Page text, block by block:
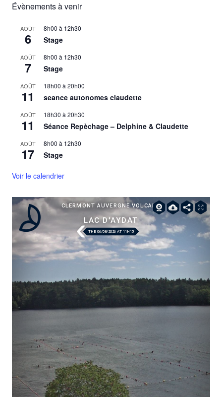
Évènements à venir
AOÛT
6
8h00 à 12h30
Stage
AOÛT
7
8h00 à 12h30
Stage
AOÛT
11
18h00 à20h00
seance autonomes claudette
AOÛT
11
18h30 à20h30
Séance Repèchage – Delphine & Claudette
AOÛT
17
8h00 à 12h30
Stage
Voir le calendrier